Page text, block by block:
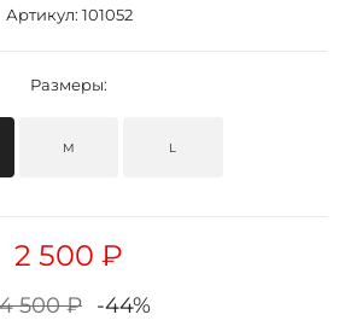
Артикул: 101052
Размеры:
M L
2 500 ₽
4 500 ₽ -44%